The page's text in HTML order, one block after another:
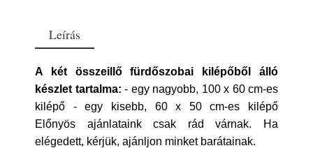
Leírás
A két összeillő fürdőszobai kilépőből álló
készlet tartalma: - egy nagyobb, 100 x 60 cm-es
kilépő - egy kisebb, 60 x 50 cm-es kilépő
Előnyös ajánlataink csak rád várnak. Ha
elégedett, kérjük, ajánljon minket barátainak.